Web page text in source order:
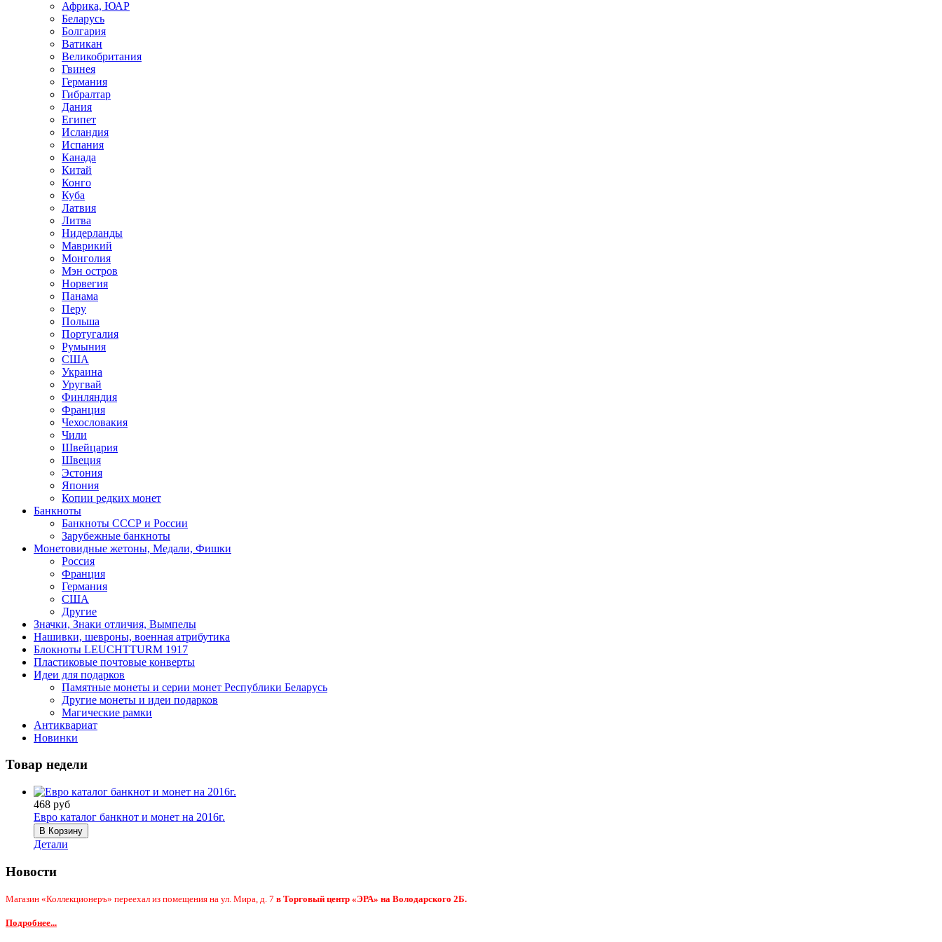
Африка, ЮАР
Беларусь
Болгария
Ватикан
Великобритания
Гвинея
Германия
Гибралтар
Дания
Египет
Исландия
Испания
Канада
Китай
Конго
Куба
Латвия
Литва
Нидерланды
Маврикий
Монголия
Мэн остров
Норвегия
Панама
Перу
Польша
Португалия
Румыния
США
Украина
Уругвай
Финляндия
Франция
Чехословакия
Чили
Швейцария
Швеция
Эстония
Япония
Копии редких монет
Банкноты
Банкноты СССР и России
Зарубежные банкноты
Монетовидные жетоны, Медали, Фишки
Россия
Франция
Германия
США
Другие
Значки, Знаки отличия, Вымпелы
Нашивки, шевроны, военная атрибутика
Блокноты LEUCHTTURM 1917
Пластиковые почтовые конверты
Идеи для подарков
Памятные монеты и серии монет Республики Беларусь
Другие монеты и идеи подарков
Магические рамки
Антиквариат
Новинки
Товар недели
468 руб
Евро каталог банкнот и монет на 2016г.
Детали
Новости
Магазин «Коллекционеръ» переехал из помещения на ул. Мира, д. 7 в Торговый центр «ЭРА» на Володарского 2Б.
Подробнее...